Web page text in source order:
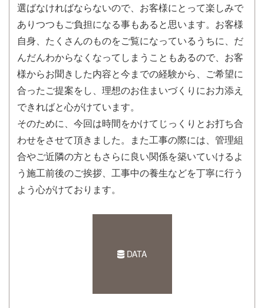
選ばなければならないので、お客様にとって楽しみで
ありつつもご負担になる事もあると思います。お客様
自身、たくさんのものをご覧になっているうちに、だ
んだんわからなくなってしまうこともあるので、お客
様からお聞きした内容と今までの経験から、ご希望に
合ったご提案をし、理想のお住まいづくりにお力添え
できればと心がけています。
そのために、今回は時間をかけてじっくりとお打ち合
わせをさせて頂きました。また工事の際には、管理組
合やご近隣の方ともさらに良い関係を築いていけるよ
う施工前後のご挨拶、工事中の養生などを丁寧に行う
よう心がけております。
DATA